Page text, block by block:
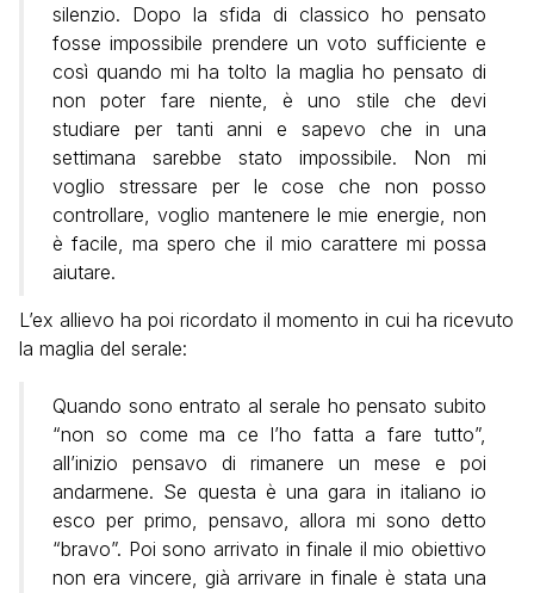
silenzio. Dopo la sfida di classico ho pensato
fosse impossibile prendere un voto sufficiente e
così quando mi ha tolto la maglia ho pensato di
non poter fare niente, è uno stile che devi
studiare per tanti anni e sapevo che in una
settimana sarebbe stato impossibile. Non mi
voglio stressare per le cose che non posso
controllare, voglio mantenere le mie energie, non
è facile, ma spero che il mio carattere mi possa
aiutare.
L’ex allievo ha poi ricordato il momento in cui ha ricevuto
la maglia del serale:
Quando sono entrato al serale ho pensato subito
“non so come ma ce l’ho fatta a fare tutto”,
all’inizio pensavo di rimanere un mese e poi
andarmene. Se questa è una gara in italiano io
esco per primo, pensavo, allora mi sono detto
“bravo”. Poi sono arrivato in finale il mio obiettivo
non era vincere, già arrivare in finale è stata una